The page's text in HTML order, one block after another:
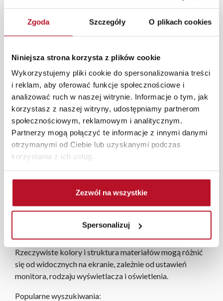
Zgoda Szczegóły O plikach cookies
Niniejsza strona korzysta z plików cookie
Wykorzystujemy pliki cookie do spersonalizowania treści
i reklam, aby oferować funkcje społecznościowe i
analizować ruch w naszej witrynie. Informacje o tym, jak
korzystasz z naszej witryny, udostępniamy partnerom
społecznościowym, reklamowym i analitycznym.
Partnerzy mogą połączyć te informacje z innymi danymi
otrzymanymi od Ciebie lub uzyskanymi podczas
korzystania z ich usług.
Zezwól na wszystkie
Spersonalizuj
Miseczka ceramiczna CINDY to elegancki i stylowy
element zastawy stołowej. Wykonana w klasycznym
dodaje wyrafinowanego charakteru każdemu nakryciu
stołu. Doskonała do serwowania przekąsek, deserów
czy zup, łączy funkcjonalność z nowoczesnym designem.
Wysokiej jakości ceramika zapewnia trwałość i
estetyczny wygląd, dzięki czemu miseczka świetnie
komponuje się zarówno z minimalistycznymi, jak i
bardziej klasycznymi aranżacjami stołu.
Każde zmówienie złożone w sklepie stacjonarnym
W przypadku zamówień internetowych czas dostawy
wynosi do 5 dni roboczych, również na terenie całego
kraju. Wszystkie zamówienia powyżej 1000 zł
Zdjęcia produktów mają charakter poglądowy.
Rzeczywiste kolory i struktura materiałów mogą różnić
się od widocznych na ekranie, zależnie od ustawień
monitora, rodzaju wyświetlacza i oświetlenia.
Popularne wyszukiwania: